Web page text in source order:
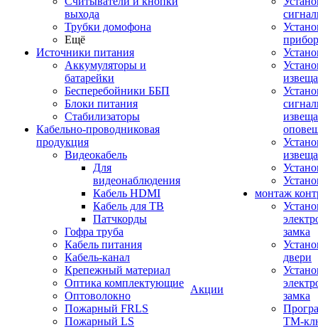
выхода
Трубки домофона
Ещё
Источники питания
Аккумуляторы и
батарейки
Бесперебойники ББП
Блоки питания
Стабилизаторы
Кабельно-проводниковая
продукция
Видеокабель
Для
видеонаблюдения
Кабель HDMI
Кабель для ТВ
Патчкорды
Гофра труба
Кабель питания
Кабель-канал
Крепежный материал
Оптика комплектующие
Оптоволокно
Пожарный FRLS
Пожарный LS
Акции
монтаж
замка
двери
замка
ТМ-